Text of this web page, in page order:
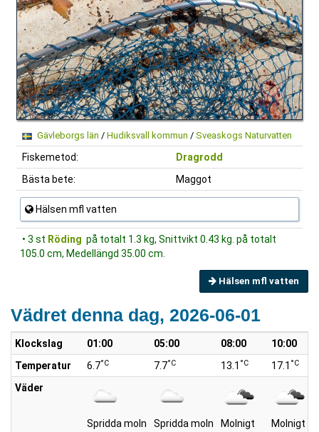
Gävleborgs län / Hudiksvall kommun / Sveaskogs Naturvatten
Fiskemetod:
Dragrodd
Bästa bete:
Maggot
Hälsen mfl vatten
• 3 st Röding på totalt 1.3 kg, Snittvikt 0.43 kg. på totalt
105.0 cm, Medellängd 35.00 cm.
Hälsen mfl vatten
Vädret denna dag, 2026-06-01
Klockslag 01:00 05:00 08:00
10:00
Temperatur
6.7°C 7.7°C 13.1 °C 17.1 °C
Väder
Spridda moln Spridda moln Molnigt
Molnigt